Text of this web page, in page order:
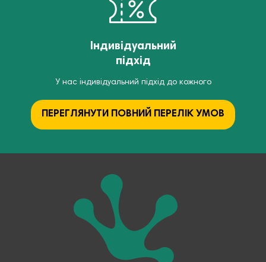
Індивідуальний
підхід
У нас індивідуальний підхід до кожного
ПЕРЕГЛЯНУТИ ПОВНИЙ ПЕРЕЛІК УМОВ